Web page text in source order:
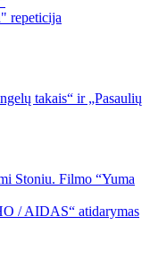
repeticija
takais“ ir „Pasaulių
Stoniu. Filmo “Yuma
/ AIDAS“ atidarymas